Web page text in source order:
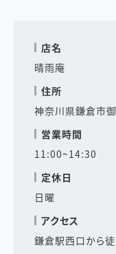
店名
晴雨庵
住所
神奈川県鎌倉市
営業時間
11:00~14:30
定休日
日曜
アクセス
鎌倉駅西口から